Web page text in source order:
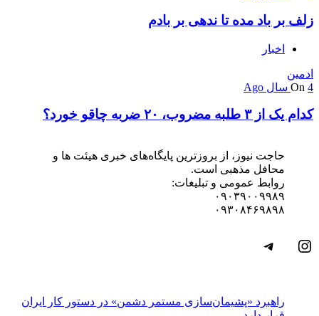
زلف بر باد مده تا ندهی بر بادم
اخبار
ادمین
On 4 سال Ago
کدام یک از ۳ طلبه مضروب، ۲۰ ضربه چاقو خورد؟
حاجت نیوز، از بروزترین پایگاه‌های خبری هیئت ها و
محافل مذهبی است.
روابط عمومی و تبلیغات:
۰۹۰۳۹۰۰۹۹۸۹
۰۹۳۰۸۴۶۹۸۹۸
اینستاگرم
تلگرام
راهبرد «پشیمان‌سازی مستمر دشمن» در دستور کار ایران